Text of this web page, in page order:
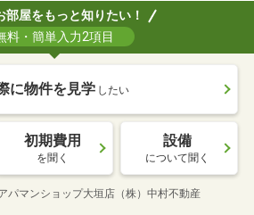
部屋をもっと知りたい！
料・簡単入力2項目
に物件を見学 したい
初期費用
を聞く
設備
について聞く
パマンショップ大垣店（株）中村不動産